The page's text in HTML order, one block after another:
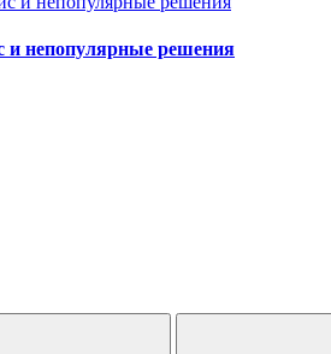
и непопулярные решения